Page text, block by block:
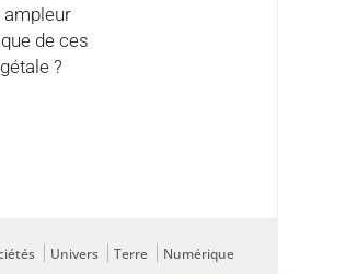
ampleur
de ces
?
Univers Terre Numérique